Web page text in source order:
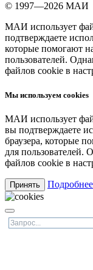
© 1997—2026 МАИ
МАИ использует
подтверждаете
которые помогают
пользователей.
файлов cookie в
Мы используем cookies
МАИ использует
вы подтверждаете
браузера, которые
для пользователей.
файлов cookie в
Принять Подробнее